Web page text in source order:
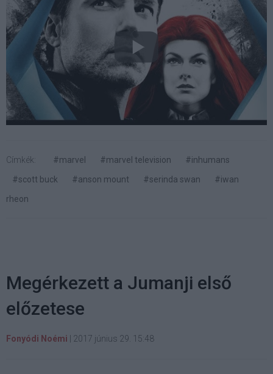
Címkék: #marvel #marvel television
#inhumans
#scott buck
#anson mount #serinda swan
#iwan
rheon
Megérkezett a Jumanji első
előzetese
Fonyódi Noémi 2017 június 29. 15:48